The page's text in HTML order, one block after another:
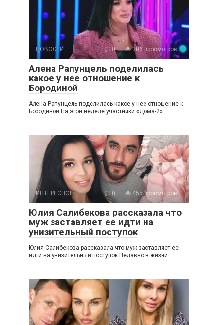
НОВОСТИ 0 306 просмотров
Алена Рапунцель поделилась
какое у нее отношение к
Бородиной
Алена Рапунцель поделилась какое у нее отношение к
Бородиной На этой неделе участники «Дома-2»
ИНТЕРЕСНОЕ 0 455 просмотров
Юлия Салибекова рассказала что
муж заставляет ее идти на
унизительный поступок
Юлия Салибекова рассказала что муж заставляет ее
идти на унизительный поступок Недавно в жизни